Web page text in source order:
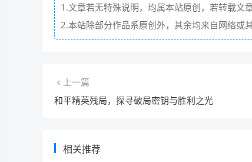
1.文章若无特殊说明，均属本站原创，若转载文
2.本站除部分作品系原创外，其余均来自网络或
上一篇
和平精英残局，探寻破局密钥与胜利之光
相关推荐